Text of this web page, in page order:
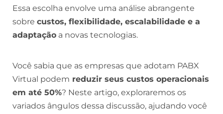
Essa escolha envolve uma análise abrangente
sobre custos, flexibilidade, escalabilidade e a
adaptação a novas tecnologias.
Você sabia que as empresas que adotam PABX
Virtual podem reduzir seus custos operacionais
em até 50%? Neste artigo, exploraremos os
variados ângulos dessa discussão, ajudando você